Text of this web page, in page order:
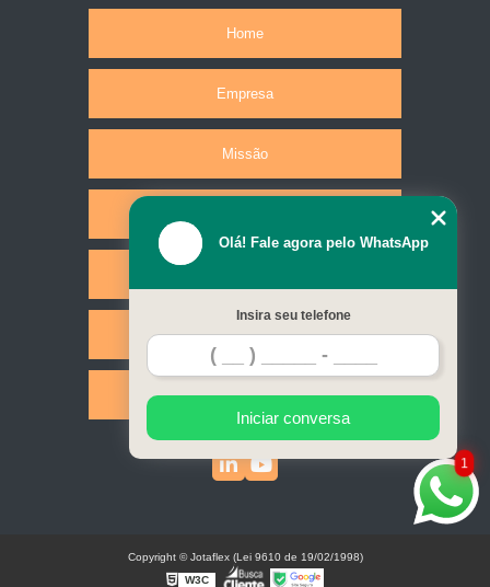
Home
Empresa
Missão
Contato
Mapa do site
1
Olá! Fale agora pelo WhatsApp
Insira seu telefone
Iniciar conversa
Copyright © Jotaflex (Lei 9610 de 19/02/1998)
W3C